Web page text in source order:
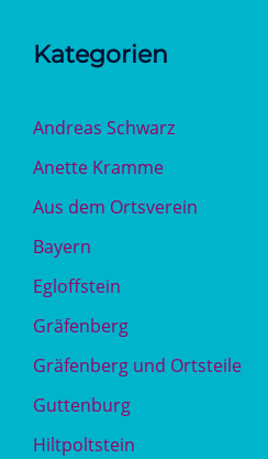
Kategorien
Andreas Schwarz
Anette Kramme
Aus dem Ortsverein
Bayern
Egloffstein
Gräfenberg
Gräfenberg und Ortsteile
Guttenburg
Hiltpoltstein